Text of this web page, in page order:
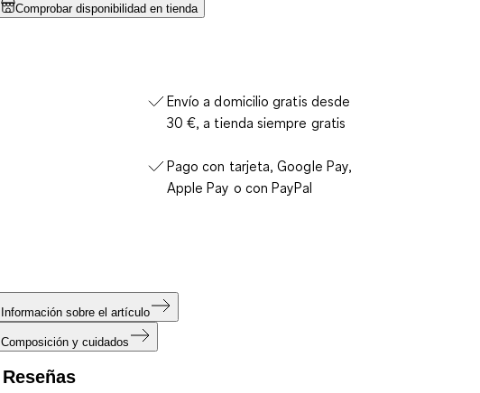
Comprobar disponibilidad en tienda
Envío a domicilio gratis desde
30 €, a tienda siempre gratis
Pago con tarjeta, Google Pay,
Apple Pay o con PayPal
Información sobre el artículo
Composición y cuidados
Reseñas